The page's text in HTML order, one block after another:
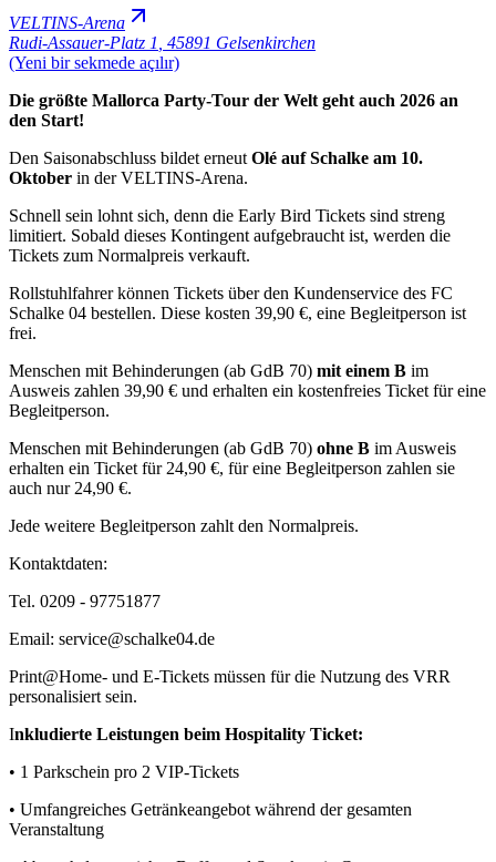
VELTINS-Arena
Rudi-Assauer-Platz 1 45891 Gelsenkirchen
(Yeni bir sekmede açılır)
Die größte Mallorca Party-Tour der Welt geht auch 2026 an
den Start!
Den Saisonabschluss bildet erneut Olé auf Schalke am 10.
Oktober in der VELTINS-Arena.
Schnell sein lohnt sich, denn die Early Bird Tickets sind streng
limitiert. Sobald dieses Kontingent aufgebraucht ist, werden die
Tickets zum Normalpreis verkauft.
Rollstuhlfahrer können Tickets über den Kundenservice des FC
Schalke 04 bestellen. Diese kosten 39,90 €, eine Begleitperson ist
frei.
Menschen mit Behinderungen (ab GdB 70) mit einem B im
Ausweis zahlen 39,90 € und erhalten ein kostenfreies Ticket für eine
Begleitperson.
Menschen mit Behinderungen (ab GdB 70) ohne B im Ausweis
erhalten ein Ticket für 24,90 €, für eine Begleitperson zahlen sie
auch nur 24,90 €.
Jede weitere Begleitperson zahlt den Normalpreis.
Kontaktdaten:
Tel. 0209 - 97751877
Email: service@schalke04.de
Print@Home- und E-Tickets müssen für die Nutzung des VRR
personalisiert sein.
Inkludierte Leistungen beim Hospitality Ticket:
• 1 Parkschein pro 2 VIP-Tickets
• Umfangreiches Getränkeangebot während der gesamten
Veranstaltung